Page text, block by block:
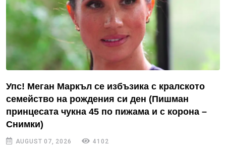
Упс! Меган Маркъл се избъзика с кралското
семейство на рождения си ден (Пишман
принцесата чукна 45 по пижама и с корона –
Снимки)
AUGUST 07, 2026 4102